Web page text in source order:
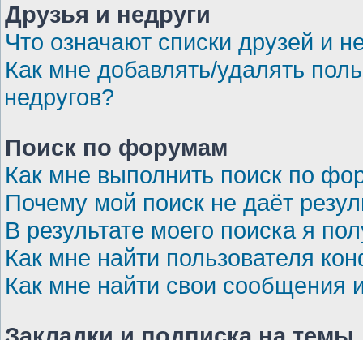
Друзья и недруги
Что означают списки друзей и
Как мне добавлять/удалять
недругов?
Поиск по форумам
Как мне выполнить поиск по
Почему мой поиск не даёт
В результате моего поиска я
Как мне найти пользователя
Как мне найти свои сообщения